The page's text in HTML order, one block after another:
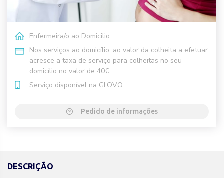
Enfermeira/o ao Domicilio
Nos serviços ao domicílio, ao valor da colheita a efetuar
acresce a taxa de serviço para colheitas no seu
domicílio no valor de 40€
Serviço disponível na GLOVO
Pedido de informações
DESCRIÇÃO